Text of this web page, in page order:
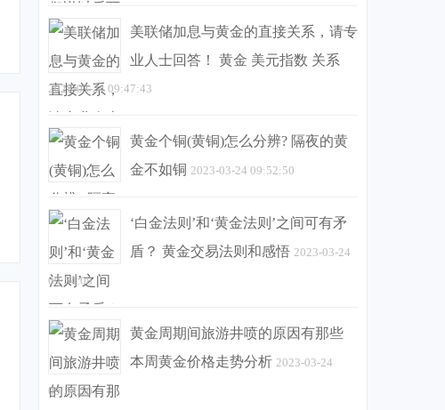
美联储加息与黄金的直接关系，请专
业人士回答！ 黄金 美元指数 关系
2023-03-24 09:47:43
黄金个铜(黄铜)怎么分辨? 隔夜的黄
金不如铜 2023-03-24 09:52:50
‘白金法则’和‘黄金法则’之间可有矛
盾？ 黄金交易法则和感悟 2023-03-24
09:54:08
黄金周期间旅游井喷的原因有那些
本周黄金价格走势分析 2023-03-24
09:58:50